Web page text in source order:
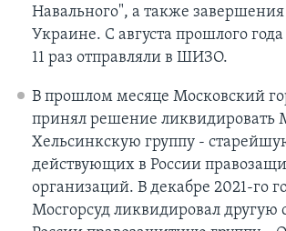
Навального", а также
Украине. С августа прошлого
11 раз отправляли в ШИЗО.
В прошлом месяце Московский
принял решение ликвидировать
Хельсинкскую группу -
действующих в России
организаций. В декабре 2021-го
Мосгорсуд ликвидировал другую